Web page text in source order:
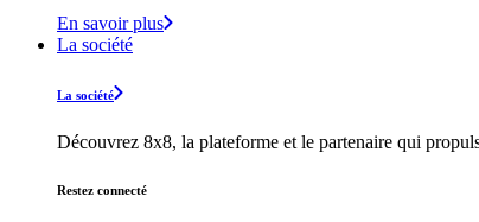
En savoir plus
La société
La société
Découvrez 8x8, la plateforme et le partenaire qui
Restez connecté